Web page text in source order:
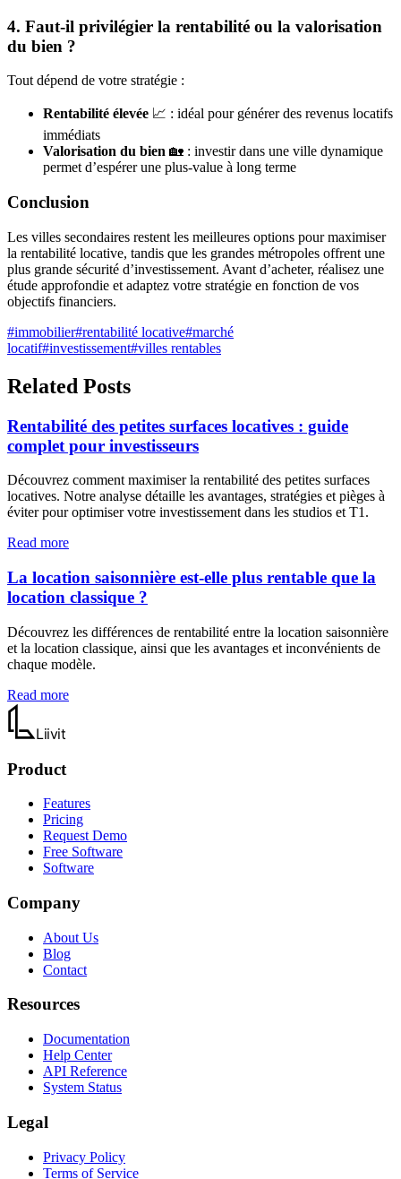
4. Faut-il privilégier la rentabilité ou la valorisation
du bien ?
Tout dépend de votre stratégie :
Rentabilité élevée 📈 : idéal pour générer des revenus locatifs
immédiats
Valorisation du bien 🏡 : investir dans une ville dynamique
permet d’espérer une plus-value à long terme
Conclusion
Les villes secondaires restent les meilleures options pour maximiser
la rentabilité locative, tandis que les grandes métropoles offrent une
plus grande sécurité d’investissement. Avant d’acheter, réalisez une
étude approfondie et adaptez votre stratégie en fonction de vos
objectifs financiers.
#immobilier#rentabilité locative#marché
locatif#investissement#villes rentables
Related Posts
Rentabilité des petites surfaces locatives : guide
complet pour investisseurs
Découvrez comment maximiser la rentabilité des petites surfaces
locatives. Notre analyse détaille les avantages, stratégies et pièges à
éviter pour optimiser votre investissement dans les studios et T1.
Read more
La location saisonnière est-elle plus rentable que la
location classique ?
Découvrez les différences de rentabilité entre la location saisonnière
et la location classique, ainsi que les avantages et inconvénients de
chaque modèle.
Read more
Liivit
Product
Features
Pricing
Request Demo
Free Software
Software
Company
About Us
Blog
Contact
Resources
Documentation
Help Center
API Reference
System Status
Legal
Privacy Policy
Terms of Service